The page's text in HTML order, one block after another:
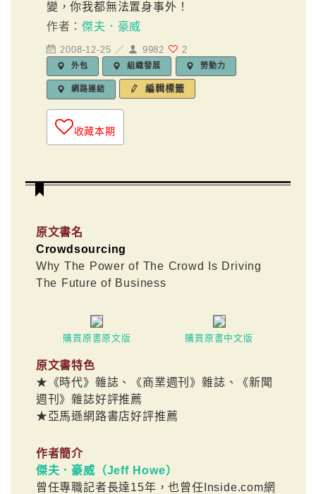
變，你我都無法置身事外！
作者：傑夫．豪威
2008-12-25 ／ 9982 2
外包 組織發展 勞動力
網路連結 編輯標籤
收藏本期
原文書名
Crowdsourcing
Why The Power of The Crowd Is Driving
The Future of Business
購買原書原文版 購買原書中文版
原文書特色
★《時代》雜誌、《商業週刊》雜誌、《新聞
週刊》雜誌好評推薦
★亞馬遜網路書店好評推薦
作者簡介
傑夫．豪威（Jeff Howe）
曾任專職記者長達15年，也曾任Inside.com網